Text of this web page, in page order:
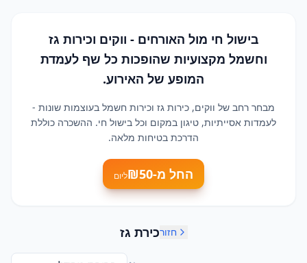
בישול חי מול האורחים - ווקים וכירות גז
וחשמל מקצועיות שהופכות כל שף לעמדת
המופע של האירוע.
מבחר רחב של ווקים, כירות גז וכירות חשמל בעוצמות שונות -
לעמדות אסייתיות, טיגון במקום וכל בישול חי. ההשכרה כוללת
הדרכת בטיחות מלאה.
החל מ-₪50 ליום
חזורכירת גז